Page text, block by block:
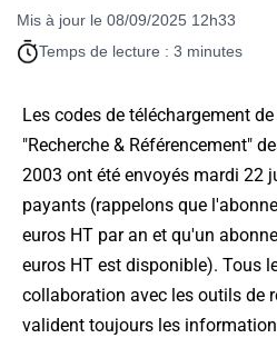
Mis à jour le 08/09/2025 12h33
Temps de lecture : 3 minutes
Les codes de téléchargement
"Recherche & Référencement"
2003 ont été envoyés mardi 22
payants (rappelons que
euros HT par an et qu'un
euros HT est disponible). Tous
collaboration avec les outils de
valident toujours les